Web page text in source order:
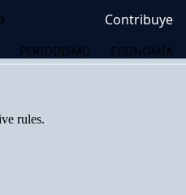
Contribuye
PERIODISMO ECONOMÍA